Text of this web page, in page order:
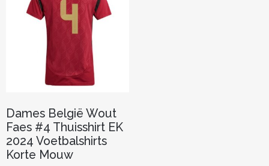
Dames België Wout
Faes #4 Thuisshirt EK
2024 Voetbalshirts
Korte Mouw